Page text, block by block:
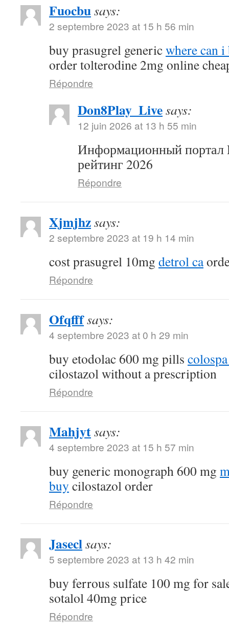
Fuocbusays:
2 septembre 2023 at 15 h 56 min
buy prasugrel genericwhere can
order tolterodine 2mg online
Répondre
Don8Play_Livesays:
12 juin 2026 at 13 h 55 min
Информационный портал
рейтинг 2026
Répondre
Xjmjhzsays:
2 septembre 2023 at 19 h 14 min
cost prasugrel 10mg detrol ca
Répondre
Ofqfffsays:
4 septembre 2023 at 0 h 29 min
buy etodolac 600 mg pills
cilostazol without a prescription
Répondre
Mahjytsays:
4 septembre 2023 at 15 h 57 min
buy generic monograph 600 mg
buy cilostazol order
Répondre
Jaseclsays:
5 septembre 2023 at 13 h 42 min
buy ferrous sulfate 100 mg for
sotalol 40mg price
Répondre